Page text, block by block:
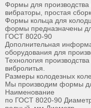
Формы для
вибраторы, простая
Формы кольца для
формы предназначены
ГОСТ 8020-90
Дополнительная
оборудования для
Технология
вибролитья.
Размеры колодезных
Мы производим формы
Наименование
по ГОСТ 8020-90